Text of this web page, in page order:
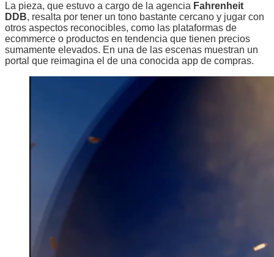
La pieza, que estuvo a cargo de la agencia Fahrenheit
DDB, resalta por tener un tono bastante cercano y jugar con
otros aspectos reconocibles, como las plataformas de
ecommerce o productos en tendencia que tienen precios
sumamente elevados. En una de las escenas muestran un
portal que reimagina el de una conocida app de compras.